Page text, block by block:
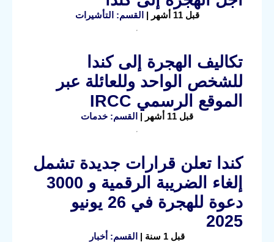
قبل 11 أشهر | القسم: التأشيرات
تكاليف الهجرة إلى كندا
للشخص الواحد وللعائلة عبر
الموقع الرسمي IRCC
قبل 11 أشهر | القسم: خدمات
كندا تعلن قرارات جديدة تشمل
إلغاء الضريبة الرقمية و 3000
دعوة للهجرة في 26 يونيو
2025
قبل 1 سنة | القسم: أخبار